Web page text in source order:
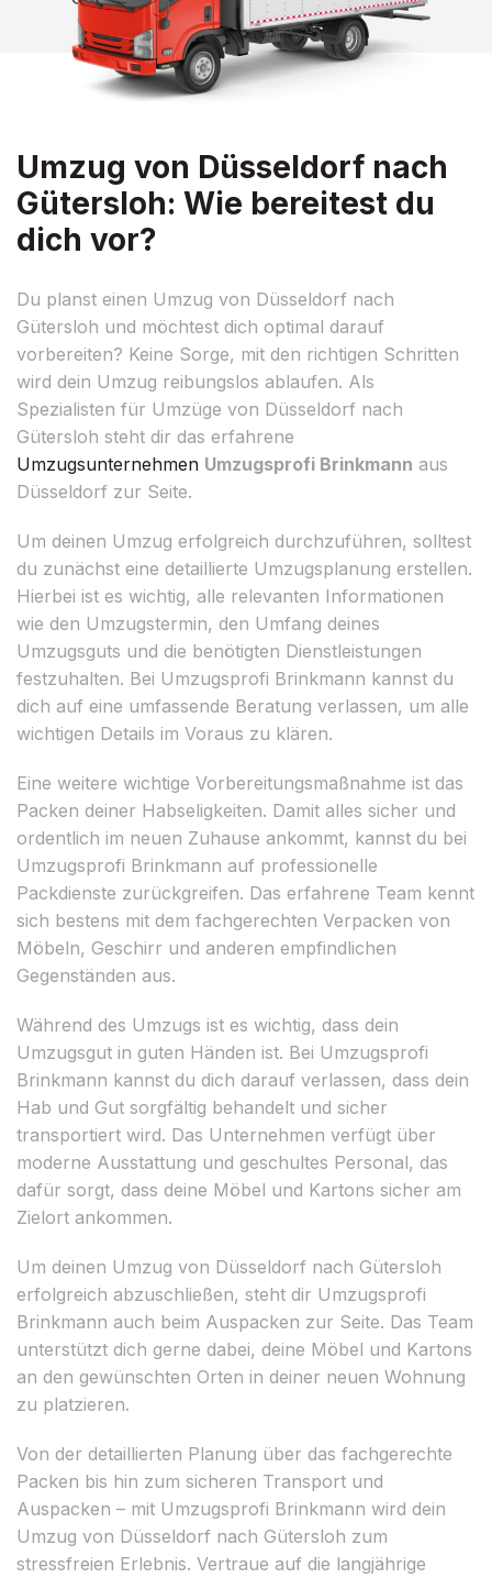
Umzug von Düsseldorf nach
Gütersloh: Wie bereitest du
dich vor?
Du planst einen Umzug von Düsseldorf nach
Gütersloh und möchtest dich optimal darauf
vorbereiten? Keine Sorge, mit den richtigen Schritten
wird dein Umzug reibungslos ablaufen. Als
Spezialisten für Umzüge von Düsseldorf nach
Gütersloh steht dir das erfahrene
Umzugsunternehmen Umzugsprofi Brinkmann aus
Düsseldorf zur Seite.
Um deinen Umzug erfolgreich durchzuführen, solltest
du zunächst eine detaillierte Umzugsplanung erstellen.
Hierbei ist es wichtig, alle relevanten Informationen
wie den Umzugstermin, den Umfang deines
Umzugsguts und die benötigten Dienstleistungen
festzuhalten. Bei Umzugsprofi Brinkmann kannst du
dich auf eine umfassende Beratung verlassen, um alle
wichtigen Details im Voraus zu klären.
Eine weitere wichtige Vorbereitungsmaßnahme ist das
Packen deiner Habseligkeiten. Damit alles sicher und
ordentlich im neuen Zuhause ankommt, kannst du bei
Umzugsprofi Brinkmann auf professionelle
Packdienste zurückgreifen. Das erfahrene Team kennt
sich bestens mit dem fachgerechten Verpacken von
Möbeln, Geschirr und anderen empfindlichen
Gegenständen aus.
Während des Umzugs ist es wichtig, dass dein
Umzugsgut in guten Händen ist. Bei Umzugsprofi
Brinkmann kannst du dich darauf verlassen, dass dein
Hab und Gut sorgfältig behandelt und sicher
transportiert wird. Das Unternehmen verfügt über
moderne Ausstattung und geschultes Personal, das
dafür sorgt, dass deine Möbel und Kartons sicher am
Zielort ankommen.
Um deinen Umzug von Düsseldorf nach Gütersloh
erfolgreich abzuschließen, steht dir Umzugsprofi
Brinkmann auch beim Auspacken zur Seite. Das Team
unterstützt dich gerne dabei, deine Möbel und Kartons
an den gewünschten Orten in deiner neuen Wohnung
zu platzieren.
Von der detaillierten Planung über das fachgerechte
Packen bis hin zum sicheren Transport und
Auspacken – mit Umzugsprofi Brinkmann wird dein
Umzug von Düsseldorf nach Gütersloh zum
stressfreien Erlebnis. Vertraue auf die langjährige